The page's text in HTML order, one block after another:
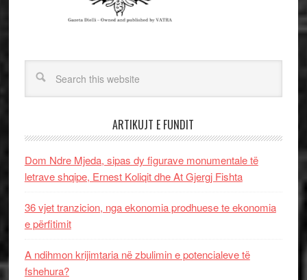
ARTIKUJT E FUNDIT
Dom Ndre Mjeda, sipas dy figurave monumentale të
letrave shqipe, Ernest Koliqit dhe At Gjergj Fishta
36 vjet tranzicion, nga ekonomia prodhuese te ekonomia
e përfitimit
A ndihmon krijimtaria në zbulimin e potencialeve të
fshehura?